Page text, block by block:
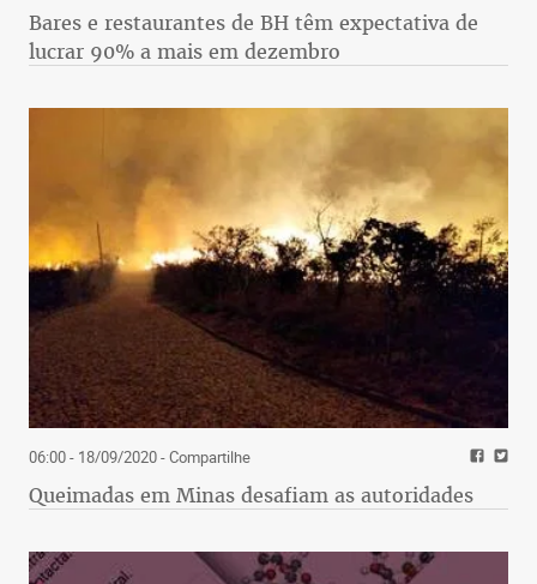
Bares e restaurantes de BH têm expectativa de
lucrar 90% a mais em dezembro
06:00 - 18/09/2020- Compartilhe
Queimadas em Minas desafiam as autoridades